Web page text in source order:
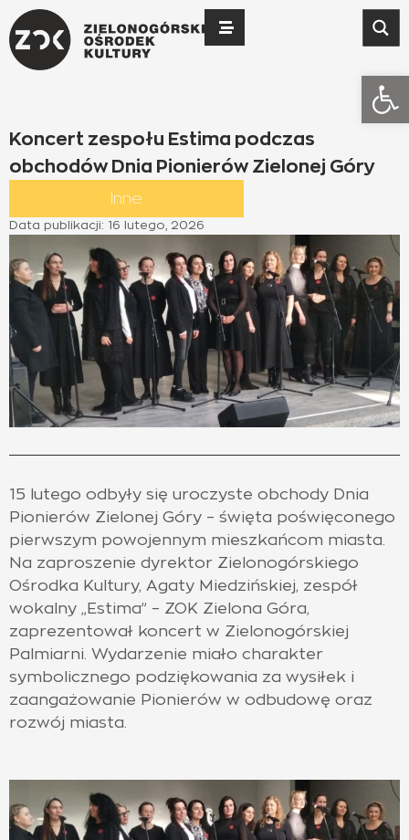
Koncert zespołu Estima podczas
obchodów Dnia Pionierów Zielonej Góry
Inne
Data publikacji: 16 lutego, 2026
15 lutego odbyły się uroczyste obchody Dnia
Pionierów Zielonej Góry – święta poświęconego
pierwszym powojennym mieszkańcom miasta.
Na zaproszenie dyrektor Zielonogórskiego
Ośrodka Kultury, Agaty Miedzińskiej, zespół
wokalny „ Estima” – ZOK Zielona Góra,
zaprezentował koncert w Zielonogórskiej
Palmiarni. Wydarzenie miało charakter
symbolicznego podziękowania za wysiłek i
zaangażowanie Pionierów w odbudowę oraz
rozwój miasta.